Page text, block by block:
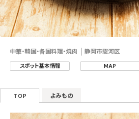
中華・韓国・各国料理・焼肉 静岡市駿河区
スポット基本情報 MAP
TOP よみもの